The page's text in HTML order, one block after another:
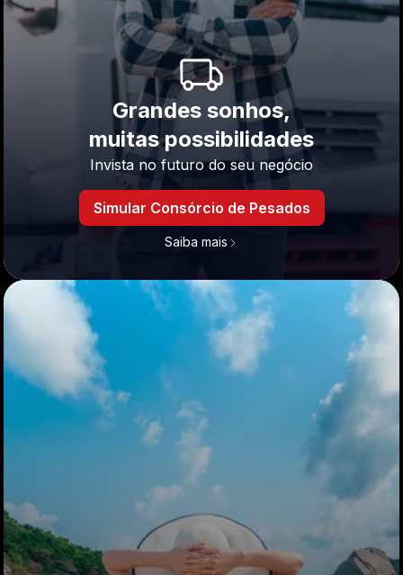
Grandes sonhos,
muitas possibilidades
Invista no futuro do seu negócio
Simular Consórcio de Pesados
Saiba mais